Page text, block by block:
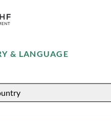
& LANGUAGE